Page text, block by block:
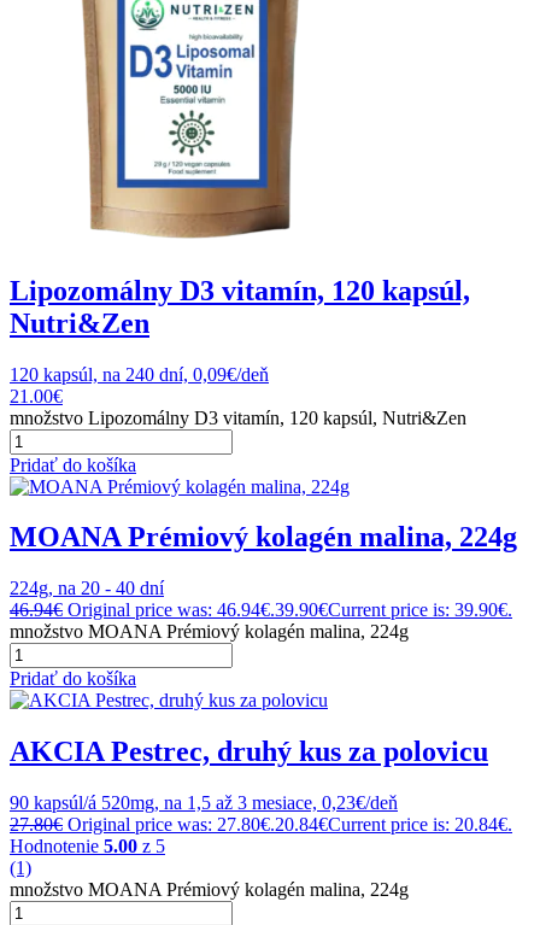
Lipozomálny D3 vitamín, 120 kapsúl,
Nutri&Zen
120 kapsúl, na 240 dní, 0,09€/deň
21.00€
množstvo Lipozomálny D3 vitamín, 120 kapsúl, Nutri&Zen
Pridať do košíka
MOANA Prémiový kolagén malina, 224g
224g, na 20 - 40 dní
46.94€ Original price was: 46.94€.39.90€Current price is: 39.90€.
množstvo MOANA Prémiový kolagén malina, 224g
Pridať do košíka
AKCIA Pestrec, druhý kus za polovicu
90 kapsúl/á 520mg, na 1,5 až 3 mesiace, 0,23€/deň
27.80€ Original price was: 27.80€.20.84€Current price is: 20.84€.
Hodnotenie 5.00 z 5
(1)
množstvo MOANA Prémiový kolagén malina, 224g